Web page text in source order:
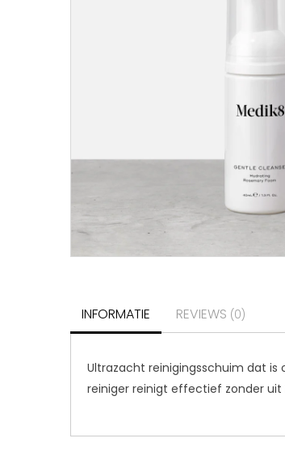
INFORMATIE REVIEWS (0)
Ultrazacht reinigingsschuim dat
reiniger reinigt effectief zonder